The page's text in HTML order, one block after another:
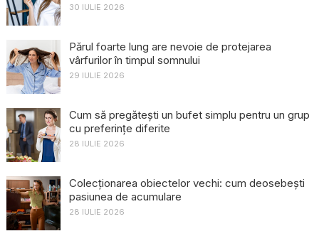
30 IULIE 2026
Părul foarte lung are nevoie de protejarea
vârfurilor în timpul somnului
29 IULIE 2026
Cum să pregătești un bufet simplu pentru un grup
cu preferințe diferite
28 IULIE 2026
Colecționarea obiectelor vechi: cum deosebești
pasiunea de acumulare
28 IULIE 2026